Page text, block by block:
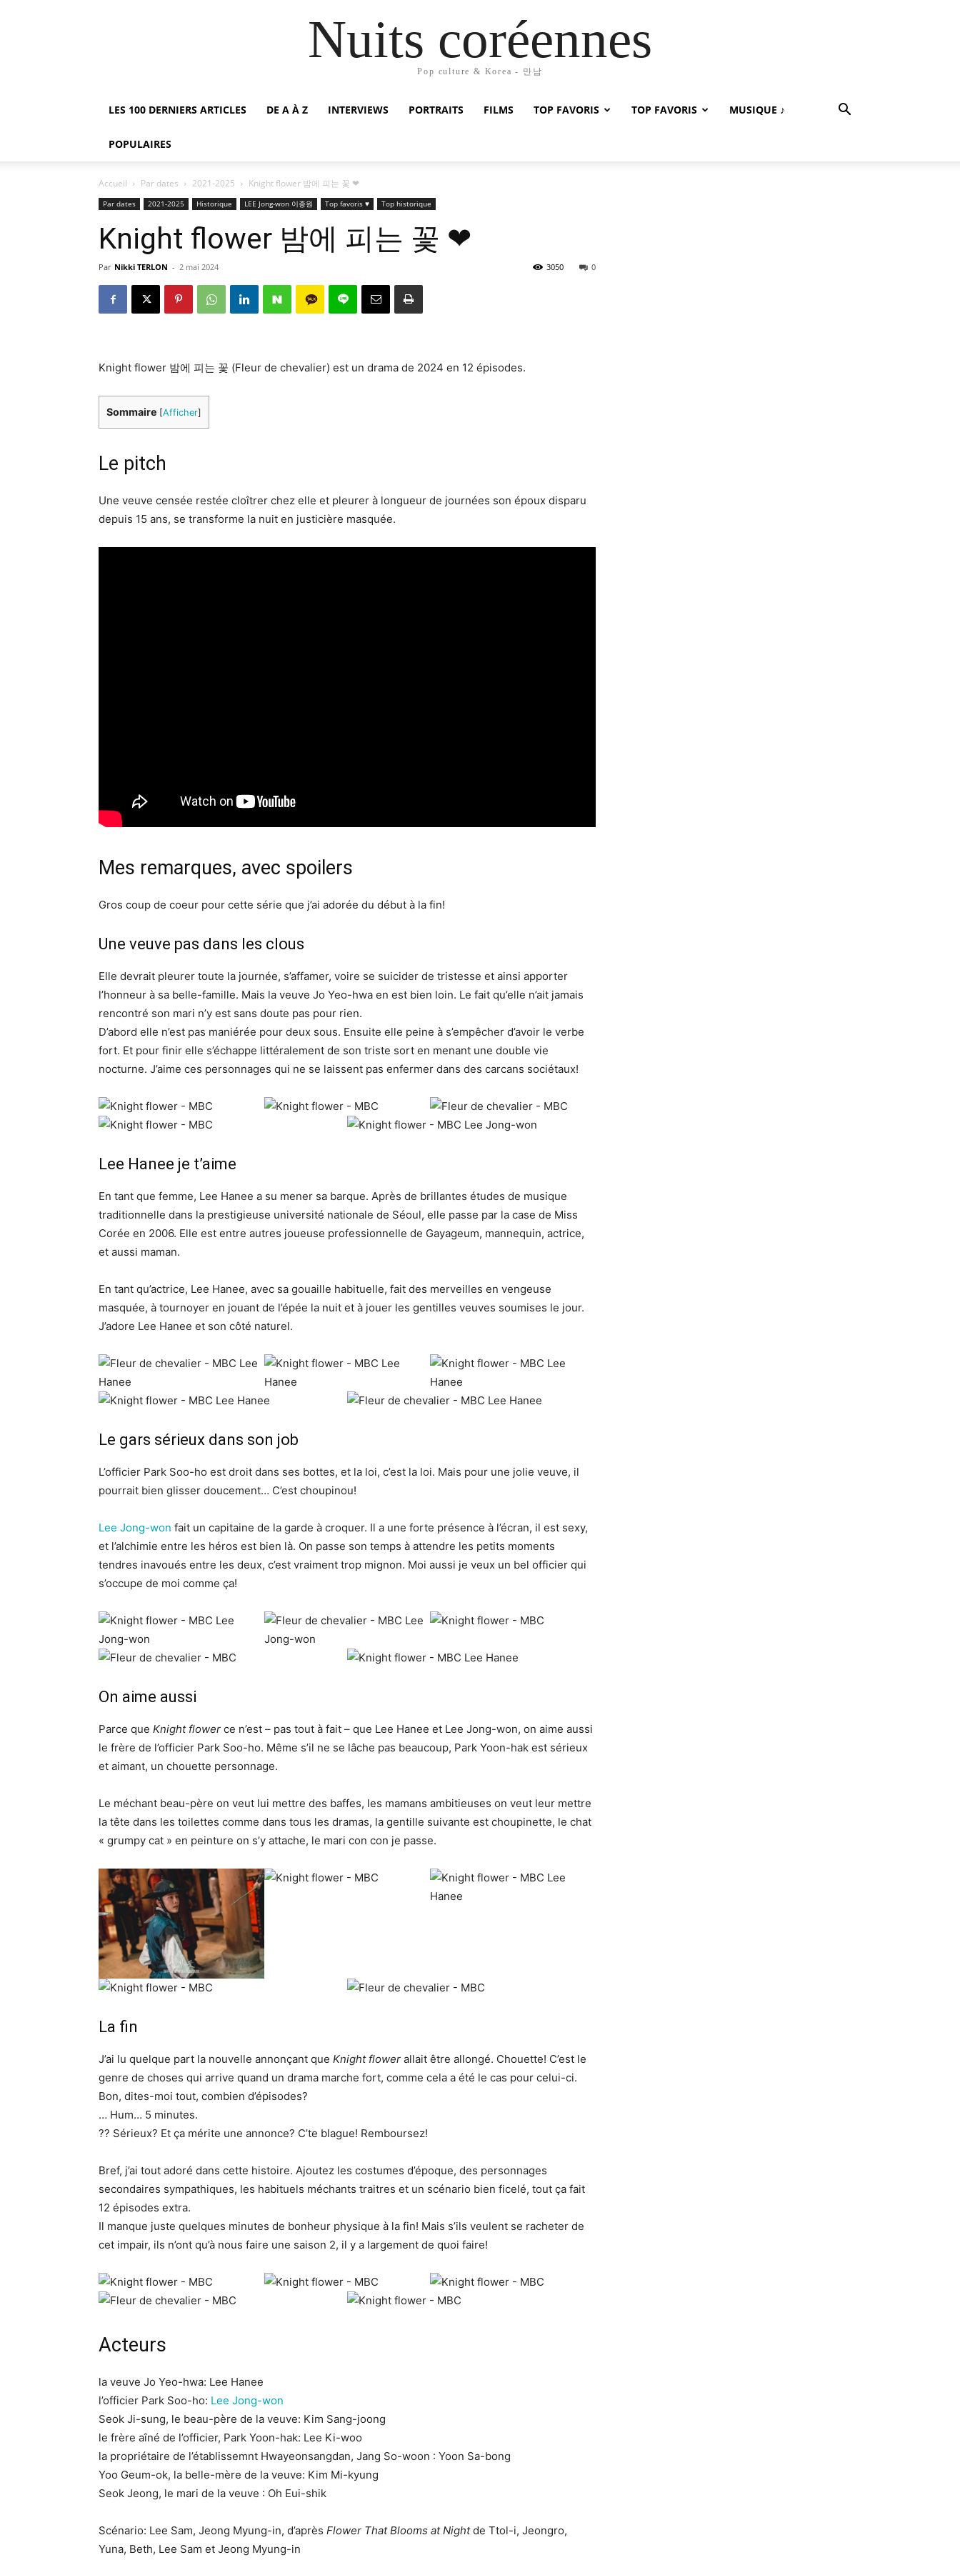
Nuits coréennes
Pop culture & Korea - 만남
LES 100 DERNIERS ARTICLES DE A À Z INTERVIEWS PORTRAITS FILMS TOP FAVORIS TOP FAVORIS MUSIQUE ♪
POPULAIRES
Accueil Par dates 2021-2025 Knight flower 밤에 피는 꽃 ❤
Par dates 2021-2025 Historique LEE Jong-won 이종원 Top favoris ♥ Top historique
Knight flower 밤에 피는 꽃 ❤
Par Nikki TERLON - 2 mai 2024 0
3050
Knight flower 밤에 피는 꽃 (Fleur de chevalier) est un drama de 2024 en 12 épisodes.
Sommaire [Afficher]
Le pitch
Une veuve censée restée cloîtrer chez elle et pleurer à longueur de journées son époux disparu
depuis 15 ans, se transforme la nuit en justicière masquée.
Mes remarques, avec spoilers
Gros coup de coeur pour cette série que j’ai adorée du début à la fin!
Une veuve pas dans les clous
Elle devrait pleurer toute la journée, s’affamer, voire se suicider de tristesse et ainsi apporter
l’honneur à sa belle-famille. Mais la veuve Jo Yeo-hwa en est bien loin. Le fait qu’elle n’ait jamais
rencontré son mari n’y est sans doute pas pour rien.
D’abord elle n’est pas maniérée pour deux sous. Ensuite elle peine à s’empêcher d’avoir le verbe
fort. Et pour finir elle s’échappe littéralement de son triste sort en menant une double vie
nocturne. J’aime ces personnages qui ne se laissent pas enfermer dans des carcans sociétaux!
Lee Hanee je t’aime
En tant que femme, Lee Hanee a su mener sa barque. Après de brillantes études de musique
traditionnelle dans la prestigieuse université nationale de Séoul, elle passe par la case de Miss
Corée en 2006. Elle est entre autres joueuse professionnelle de Gayageum, mannequin, actrice,
et aussi maman.
En tant qu’actrice, Lee Hanee, avec sa gouaille habituelle, fait des merveilles en vengeuse
masquée, à tournoyer en jouant de l’épée la nuit et à jouer les gentilles veuves soumises le jour.
J’adore Lee Hanee et son côté naturel.
Le gars sérieux dans son job
L’officier Park Soo-ho est droit dans ses bottes, et la loi, c’est la loi. Mais pour une jolie veuve, il
pourrait bien glisser doucement… C’est choupinou!
Lee Jong-won fait un capitaine de la garde à croquer. Il a une forte présence à l’écran, il est sexy,
et l’alchimie entre les héros est bien là. On passe son temps à attendre les petits moments
tendres inavoués entre les deux, c’est vraiment trop mignon. Moi aussi je veux un bel officier qui
s’occupe de moi comme ça!
On aime aussi
Parce que Knight flower ce n’est – pas tout à fait – que Lee Hanee et Lee Jong-won, on aime aussi
le frère de l’officier Park Soo-ho. Même s’il ne se lâche pas beaucoup, Park Yoon-hak est sérieux
et aimant, un chouette personnage.
Le méchant beau-père on veut lui mettre des baffes, les mamans ambitieuses on veut leur mettre
la tête dans les toilettes comme dans tous les dramas, la gentille suivante est choupinette, le chat
« grumpy cat » en peinture on s’y attache, le mari con con je passe.
La fin
J’ai lu quelque part la nouvelle annonçant que Knight flower allait être allongé. Chouette! C’est le
genre de choses qui arrive quand un drama marche fort, comme cela a été le cas pour celui-ci.
Bon, dites-moi tout, combien d’épisodes?
… Hum… 5 minutes.
?? Sérieux? Et ça mérite une annonce? C’te blague! Remboursez!
Bref, j’ai tout adoré dans cette histoire. Ajoutez les costumes d’époque, des personnages
secondaires sympathiques, les habituels méchants traitres et un scénario bien ficelé, tout ça fait
12 épisodes extra.
Il manque juste quelques minutes de bonheur physique à la fin! Mais s’ils veulent se racheter de
cet impair, ils n’ont qu’à nous faire une saison 2, il y a largement de quoi faire!
Acteurs
la veuve Jo Yeo-hwa: Lee Hanee
l’officier Park Soo-ho: Lee Jong-won
Seok Ji-sung, le beau-père de la veuve: Kim Sang-joong
le frère aîné de l’officier, Park Yoon-hak: Lee Ki-woo
la propriétaire de l’établissemnt Hwayeonsangdan, Jang So-woon : Yoon Sa-bong
Yoo Geum-ok, la belle-mère de la veuve: Kim Mi-kyung
Seok Jeong, le mari de la veuve : Oh Eui-shik
Scénario: Lee Sam, Jeong Myung-in, d’après Flower That Blooms at Nightde Ttol-i, Jeongro,
Yuna, Beth, Lee Sam et Jeong Myung-in